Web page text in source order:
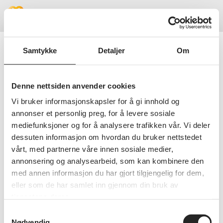
Samtykke Detaljer Om
Denne nettsiden anvender cookies
Vi bruker informasjonskapsler for å gi innhold og
annonser et personlig preg, for å levere sosiale
mediefunksjoner og for å analysere trafikken vår. Vi deler
dessuten informasjon om hvordan du bruker nettstedet
vårt, med partnerne våre innen sosiale medier,
annonsering og analysearbeid, som kan kombinere den
med annen informasjon du har gjort tilgjengelig for dem,
eller som de har samlet inn gjennom din bruk av
Meny
Beklager!
Vi fant ikke siden du lette etter, kanskje
du vil prøve å søke i stedet?
SØK PÅ NETTSIDEN